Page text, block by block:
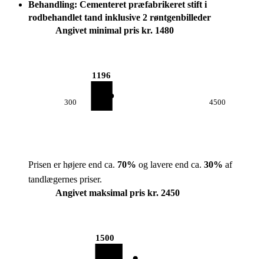
Behandling: Cementeret præfabrikeret stift i
rodbehandlet tand inklusive 2 røntgenbilleder
Angivet minimal pris kr. 1480
300
1196
4500
Prisen er højere end ca. 70% og lavere end ca. 30% af
tandlægernes priser.
Angivet maksimal pris kr. 2450
1500